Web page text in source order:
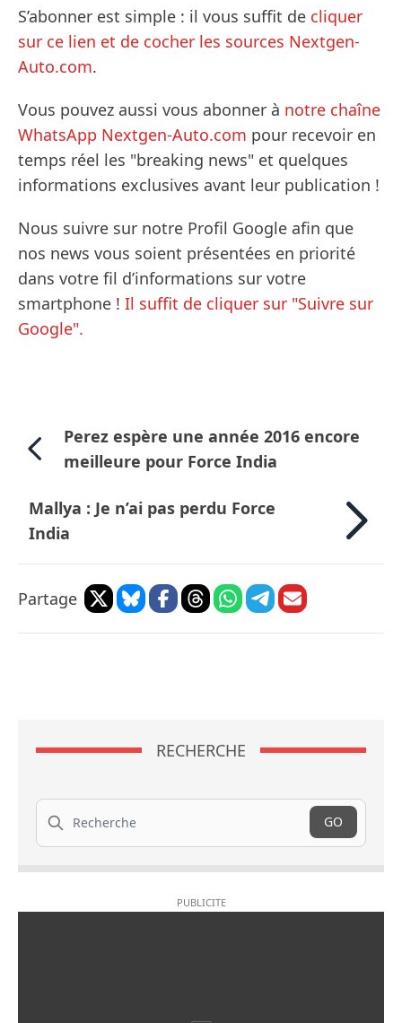
S’abonner est simple : il vous suffit de cliquer
sur ce lien et de cocher les sources Nextgen-
Auto.com.
Vous pouvez aussi vous abonner à notre chaîne
WhatsApp Nextgen-Auto.com pour recevoir en
temps réel les "breaking news" et quelques
informations exclusives avant leur publication !
Nous suivre sur notre Profil Google afin que
nos news vous soient présentées en priorité
dans votre fil d’informations sur votre
smartphone ! Il suffit de cliquer sur "Suivre sur
Google".
Perez espère une année 2016 encore
meilleure pour Force India
Mallya : Je n’ai pas perdu Force
India
Partage
RECHERCHE
Recherche
GO